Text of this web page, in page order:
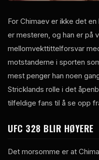
For Chimaev er ikke det
er mesteren, og han er på
mellomvekttittelforsvar
motstanderne i sporten
mest penger han noen
Stricklands rolle i det
tilfeldige fans til å se opp
UFC 328 BLIR HØYERE
Det morsomme er at